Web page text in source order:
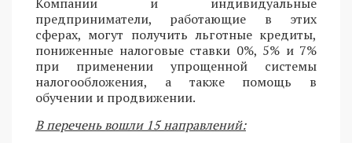
предприниматели, работающие в этих
сферах, могут получить льготные кредиты,
пониженные налоговые ставки 0%, 5% и 7%
при применении упрощенной системы
налогообложения, а также помощь в
обучении и продвижении.
В перечень вошли 15 направлений: